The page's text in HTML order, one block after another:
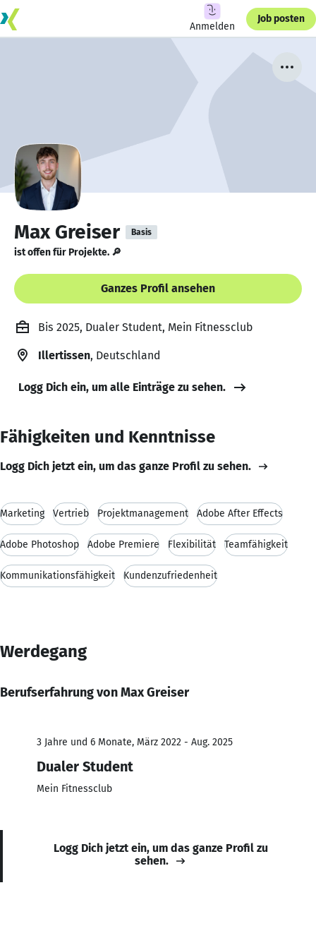
Anmelden
Job posten
Max Greiser Basis
ist offen für Projekte. 🔎
Ganzes Profil ansehen
Bis 2025, Dualer Student, Mein Fitnessclub
Illertissen, Deutschland
Logg Dich ein, um alle Einträge zu sehen.
Fähigkeiten und Kenntnisse
Logg Dich jetzt ein, um das ganze Profil zu sehen.
Marketing Vertrieb Projektmanagement Adobe After Effects
Adobe Photoshop Adobe Premiere Flexibilität Teamfähigkeit
Kommunikationsfähigkeit Kundenzufriedenheit
Werdegang
Berufserfahrung von Max Greiser
3 Jahre und 6 Monate, März 2022 - Aug. 2025
Dualer Student
Mein Fitnessclub
Logg Dich jetzt ein, um das ganze Profil zu
sehen.